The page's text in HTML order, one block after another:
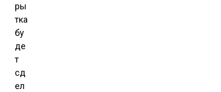
ры
тка
бу
де
т
сд
ел